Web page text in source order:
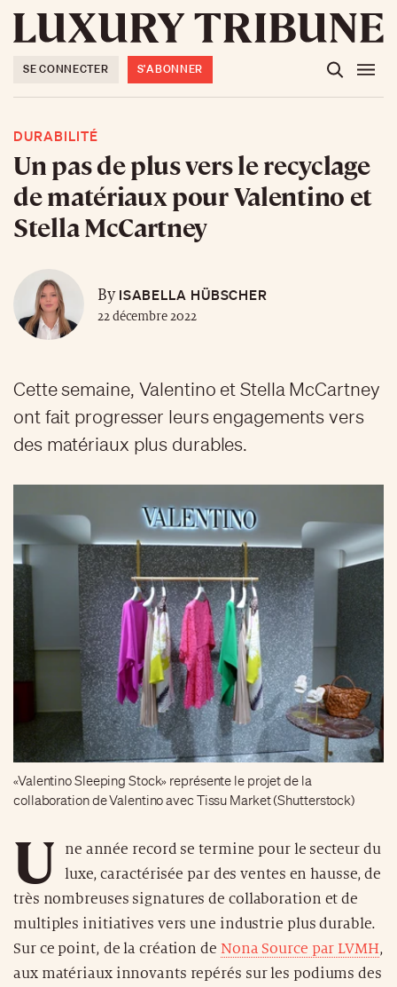
SE CONNECTER S'ABONNER
DURABILITÉ
Un pas de plus vers le recyclage
de matériaux pour Valentino et
Stella McCartney
ByISABELLA HÜBSCHER
22 décembre 2022
Cette semaine, Valentino et Stella McCartney
ont fait progresser leurs engagements vers
des matériaux plus durables.
«Valentino Sleeping Stock» représente le projet de la
collaboration de Valentino avec Tissu Market (Shutterstock)
U
ne année record se termine pour le secteur du
luxe, caractérisée par des ventes en hausse, de
très nombreuses signatures de collaboration et de
multiples initiatives vers une industrie plus durable.
Sur ce point, de la création de Nona Source par LVMH,
aux matériaux innovants repérés sur les podiums des